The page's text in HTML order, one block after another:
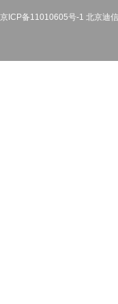
京ICP备11010605号-1 北京迪